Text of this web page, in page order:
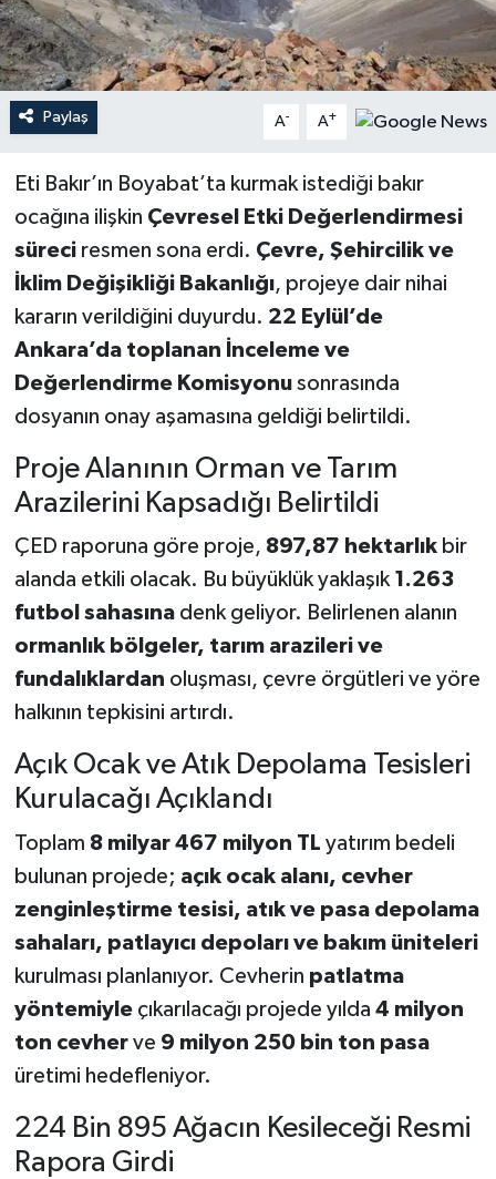
Paylaş A- A+
Eti Bakır’ın Boyabat’ta kurmak istediği bakır
ocağına ilişkin Çevresel Etki Değerlendirmesi
süreciresmen sona erdi. Çevre, Şehircilik ve
İklim Değişikliği Bakanlığı, projeye dair nihai
kararın verildiğini duyurdu. 22 Eylül’de
Ankara’da toplanan İnceleme ve
Değerlendirme Komisyonusonrasında
dosyanın onay aşamasına geldiği belirtildi.
Proje Alanının Orman ve Tarım
Arazilerini Kapsadığı Belirtildi
ÇED raporuna göre proje, 897,87 hektarlıkbir
alanda etkili olacak. Bu büyüklük yaklaşık 1.263
futbol sahasınadenk geliyor. Belirlenen alanın
ormanlık bölgeler, tarım arazileri ve
fundalıklardan oluşması, çevre örgütleri ve yöre
halkının tepkisini artırdı.
Açık Ocak ve Atık Depolama Tesisleri
Kurulacağı Açıklandı
Toplam 8 milyar 467 milyon TL yatırım bedeli
bulunan projede; açık ocak alanı, cevher
zenginleştirme tesisi, atık ve pasa depolama
sahaları, patlayıcı depoları ve bakım üniteleri
kurulması planlanıyor. Cevherin patlatma
yöntemiyleçıkarılacağı projede yılda 4 milyon
ton cevherve 9 milyon 250 bin ton pasa
üretimi hedefleniyor.
224 Bin 895 Ağacın Kesileceği Resmi
Rapora Girdi